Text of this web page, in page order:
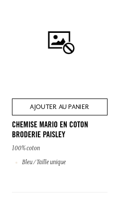
AJOUTER AU PANIER
CHEMISE MARIO EN COTON
BRODERIE PAISLEY
100% coton
Bleu / Taille unique